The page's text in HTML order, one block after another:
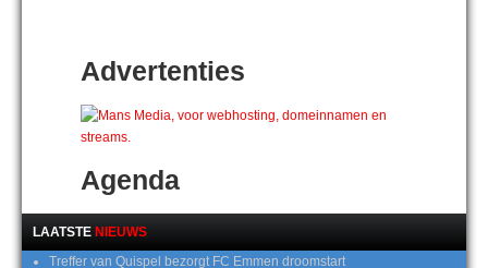
Advertenties
Agenda
LAATSTE NIEUWS
Treffer van Quispel bezorgt FC Emmen droomstart